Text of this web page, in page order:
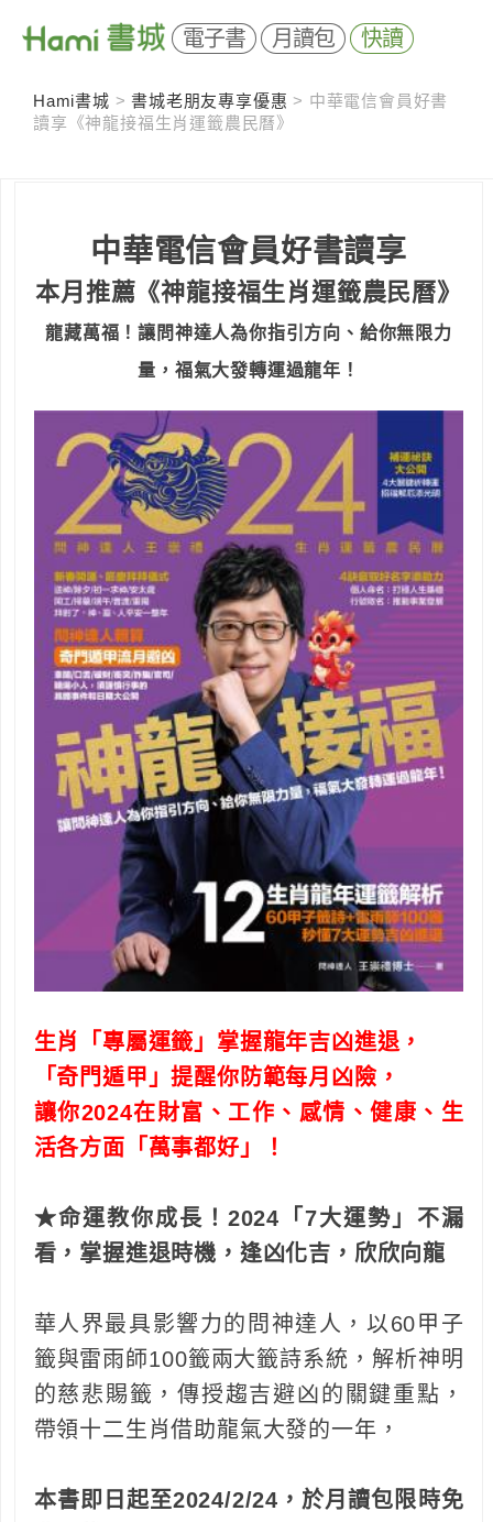
電子書 月讀包 快讀
Hami書城 >書城老朋友專享優惠 > 中華電信會員好書
讀享《神龍接福生肖運籤農民曆》
中華電信會員好書讀享
本月推薦 《神龍接福生肖運籤農民曆》
龍藏萬福！讓問神達人為你指引方向、給你無限力
量，福氣大發轉運過龍年！
生肖「專屬運籤」掌握龍年吉凶進退，
「奇門遁甲」提醒你防範每月凶險，
讓你2024在財富、工作、感情、健康、生
活各方面「萬事都好」！
★命運教你成長！2024「7大運勢」不漏
看，掌握進退時機，逢凶化吉，欣欣向龍
華人界最具影響力的問神達人，以60甲子
籤與雷雨師100籤兩大籤詩系統，解析神明
的慈悲賜籤，傳授趨吉避凶的關鍵重點，
帶領十二生肖借助龍氣大發的一年，
本書即日起至2024/2/24，於月讀包限時免